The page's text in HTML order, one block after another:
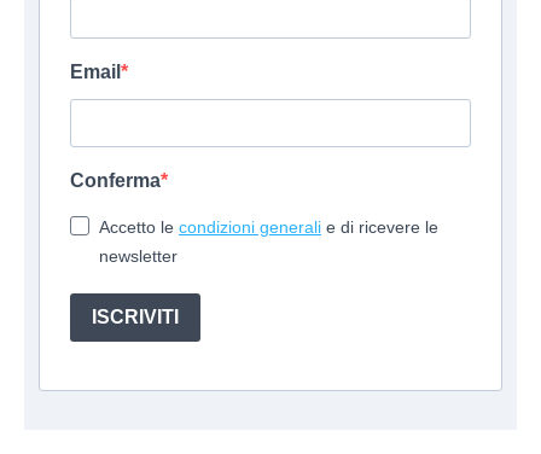
Email
Conferma
Accetto le condizioni generali e di ricevere le
newsletter
ISCRIVITI